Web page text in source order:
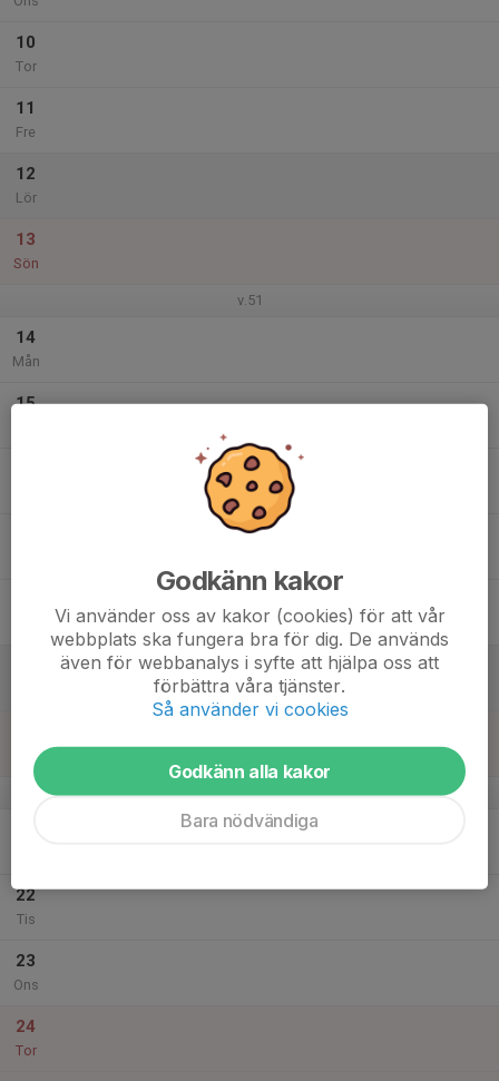
10
Tor
11
Fre
12
Lör
13
Sön
v.51
14
Mån
15
Sön
v.52
22
Tis
23
Ons
24
Tor
Godkänn kakor
Vi använder oss av kakor (cookies) för att vår
webbplats ska fungera bra för dig. De används
även för webbanalys i syfte att hjälpa oss att
förbättra våra tjänster.
Så använder vi cookies
Godkänn alla kakor
Bara nödvändiga